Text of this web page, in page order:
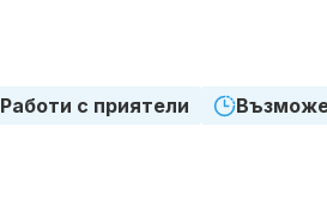
Работи с приятели